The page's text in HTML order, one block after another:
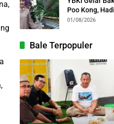
Poo Kong,
Kesehatan
01/08/2026
Bale Terpopuler